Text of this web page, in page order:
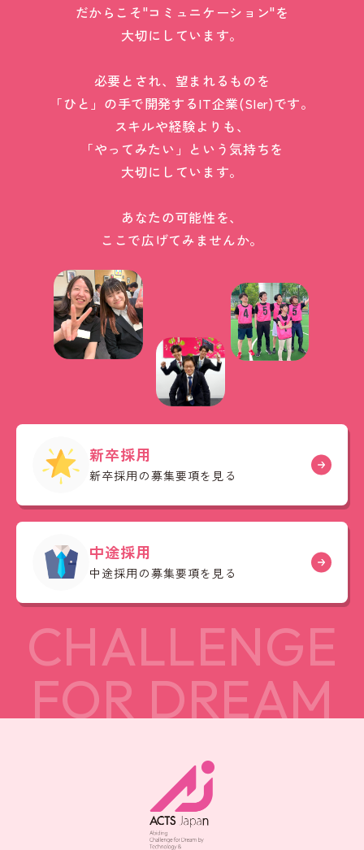
だからこそ"コミュニケーション"を
大切にしています。
必要とされ、望まれるものを
「ひと」の手で開発するIT企業(SIer)です。
スキルや経験よりも、
「やってみたい」という気持ちを
大切にしています。
あなたの可能性を、
ここで広げてみませんか。
新卒採用
新卒採用の募集要項を見る
中途採用
中途採用の募集要項を見る